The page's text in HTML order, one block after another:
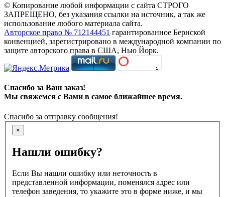
© Копирование любой информации с сайта СТРОГО
ЗАПРЕЩЕНО, без указания ссылки на источник, а так же
использование любого материала сайта.
Авторское право № 712144451 гарантированное Бернской
конвенцией, зарегистрировано в международной компании по
защите авторского права в США, Нью Йорк.
Спасибо за Ваш заказ!
Мы свяжемся с Вами в самое ближайшее время.
Спасибо за отправку сообщения!
×
Нашли ошибку?
Если Вы нашли ошибку или неточность в
представленной информации, поменялся адрес или
телефон заведения, то укажите это в форме ниже, и мы